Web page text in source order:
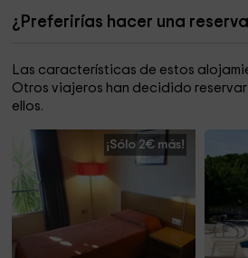
¿Preferirías hacer una
Las características de estos
Otros viajeros han decidido
ellos.
¡Sólo 2€ más!